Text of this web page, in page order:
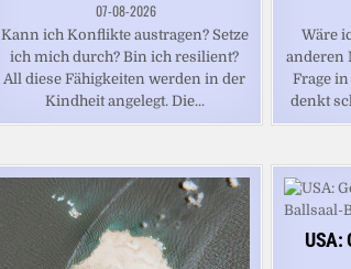
07-08-2026
Kann ich Konflikte austragen? Setze
ich mich durch? Bin ich resilient?
All diese Fähigkeiten werden in der
Kindheit angelegt. Die...
Wäre
anderen
Frage
denkt
USA: